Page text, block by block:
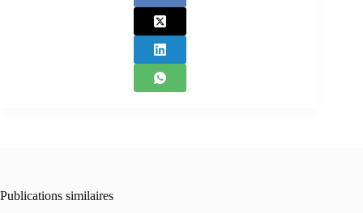
Publications similaires